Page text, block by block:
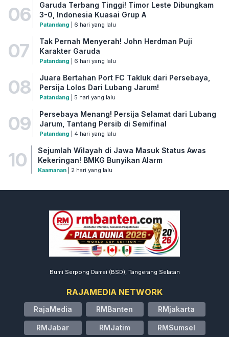
06
Garuda Terbang Tinggi! Timor Leste Dibungkam
3-0, Indonesia Kuasai Grup A
Patandang | 6 hari yang lalu
07
Tak Pernah Menyerah! John Herdman Puji
Karakter Garuda
Patandang | 6 hari yang lalu
08
Juara Bertahan Port FC Takluk dari Persebaya,
Persija Lolos Dari Lubang Jarum!
Patandang | 5 hari yang lalu
09
Persebaya Menang! Persija Selamat dari Lubang
Jarum, Tantang Persib di Semifinal
Patandang | 4 hari yang lalu
10
Sejumlah Wilayah di Jawa Masuk Status Awas
Kekeringan! BMKG Bunyikan Alarm
Kaamanan| 2 hari yang lalu
Bumi Serpong Damai (BSD), Tangerang Selatan
RAJAMEDIA NETWORK
RajaMedia RMBanten RMjakarta
RMJabar RMJatim RMSumsel